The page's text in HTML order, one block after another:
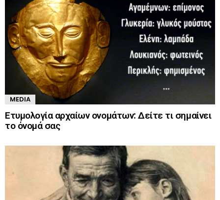
MEDIA
Ετυμολογία αρχαίων ονομάτων: Δείτε τι σημαίνει
το όνομά σας